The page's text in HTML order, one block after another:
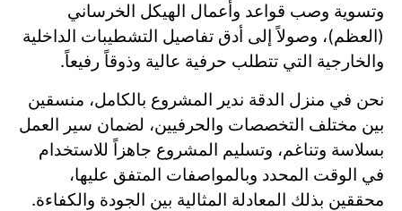
وتسوية وصب قواعد وأعمال الهيكل الخرساني
(العظم)، وصولاً إلى أدق تفاصيل التشطيبات الداخلية
والخارجية التي تتطلب حرفية عالية وذوقاً رفيعاً.
نحن في منزل الدقة ندير المشروع بالكامل، منسقين
بين مختلف التخصصات والحرفيين، لضمان سير العمل
بسلاسة وتناغم، وتسليم المشروع جاهزاً للاستخدام
في الوقت المحدد وبالمواصفات المتفق عليها،
محققين بذلك المعادلة المثالية بين الجودة والكفاءة.